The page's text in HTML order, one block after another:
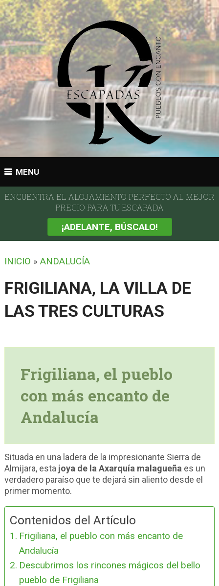
MENU
ENCUENTRA EL ALOJAMIENTO PERFECTO AL MEJOR
PRECIO PARA TU ESCAPADA
¡ADELANTE, BÚSCALO!
INICIO » ANDALUCÍA
FRIGILIANA, LA VILLA DE
LAS TRES CULTURAS
Frigiliana, el pueblo
con más encanto de
Andalucía
Situada en una ladera de la impresionante Sierra de
Almijara, esta joya de la Axarquía malagueña es un
verdadero paraíso que te dejará sin aliento desde el
primer momento.
Contenidos del Artículo
Frigiliana, el pueblo con más encanto de
Andalucía
Descubrimos los rincones mágicos del bello
pueblo de Frigiliana